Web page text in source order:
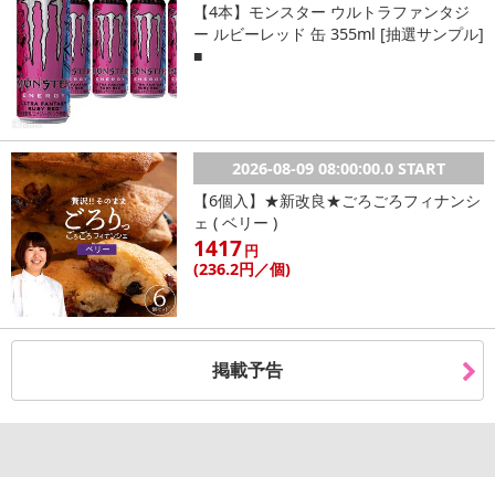
【4本】モンスター ウルトラファンタジ
ー ルビーレッド 缶 355ml [抽選サンプル]
■
2026-08-09 08:00:00.0 START
【6個入】★新改良★ごろごろフィナンシ
ェ ( ベリー )
1417円
(236.2円 ／個)
掲載予告